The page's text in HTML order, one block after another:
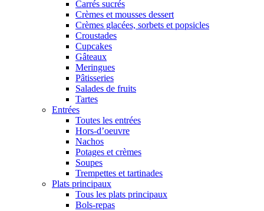
Carrés sucrés
Crèmes et mousses dessert
Crèmes glacées, sorbets et popsicles
Croustades
Cupcakes
Gâteaux
Meringues
Pâtisseries
Salades de fruits
Tartes
Entrées
Toutes les entrées
Hors-d’oeuvre
Nachos
Potages et crèmes
Soupes
Trempettes et tartinades
Plats principaux
Tous les plats principaux
Bols-repas